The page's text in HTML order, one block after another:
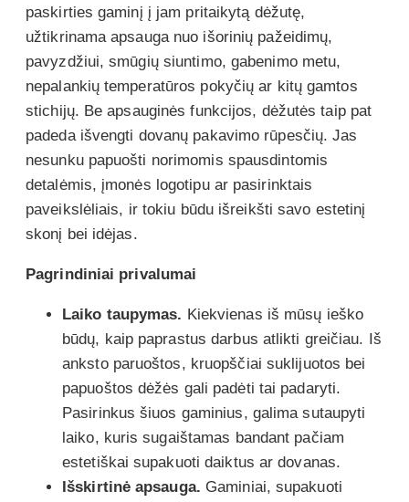
paskirties gaminį į jam pritaikytą dėžutę,
užtikrinama apsauga nuo išorinių pažeidimų,
pavyzdžiui, smūgių siuntimo, gabenimo metu,
nepalankių temperatūros pokyčių ar kitų gamtos
stichijų. Be apsauginės funkcijos, dėžutės taip pat
padeda išvengti dovanų pakavimo rūpesčių. Jas
nesunku papuošti norimomis spausdintomis
detalėmis, įmonės logotipu ar pasirinktais
paveikslėliais, ir tokiu būdu išreikšti savo estetinį
skonį bei idėjas.
Pagrindiniai privalumai
Laiko taupymas. Kiekvienas iš mūsų ieško
būdų, kaip paprastus darbus atlikti greičiau. Iš
anksto paruoštos, kruopščiai suklijuotos bei
papuoštos dėžės gali padėti tai padaryti.
Pasirinkus šiuos gaminius, galima sutaupyti
laiko, kuris sugaištamas bandant pačiam
estetiškai supakuoti daiktus ar dovanas.
Išskirtinė apsauga. Gaminiai, supakuoti